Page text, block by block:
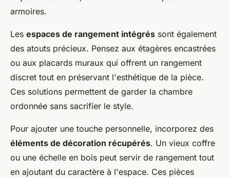
armoires.
Les espaces de rangement intégrés sont également
des atouts précieux. Pensez aux étagères encastrées
ou aux placards muraux qui offrent un rangement
discret tout en préservant l'esthétique de la pièce.
Ces solutions permettent de garder la chambre
ordonnée sans sacrifier le style.
Pour ajouter une touche personnelle, incorporez des
éléments de décoration récupérés. Un vieux coffre
ou une échelle en bois peut servir de rangement tout
en ajoutant du caractère à l'espace. Ces pièces